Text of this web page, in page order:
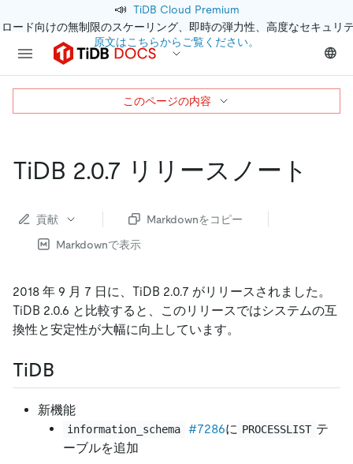
📣 TiDB Cloud Premium
ード向けの無制限のスケーリング、即時の弾力性、高度なセキュリ
原文はこちらからご覧ください。
TiDB 2.0.7 リリースノート
貢献
Markdownをコピー
Markdownで表示
2018 年 9 月 7 日に、TiDB 2.0.7 がリリースされました。
TiDB 2.0.6 と比較すると、このリリースではシステムの互
換性と安定性が大幅に向上しています。
TiDB
新機能
information_schema #7286に PROCESSLIST テ
ーブルを追加
このページの内容